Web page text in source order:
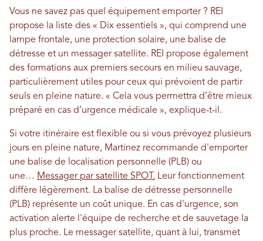
Vous ne savez pas quel équipement emporter ? REI
propose la liste des « Dix essentiels », qui comprend une
lampe frontale, une protection solaire, une balise de
détresse et un messager satellite. REI propose également
des formations aux premiers secours en milieu sauvage,
particulièrement utiles pour ceux qui prévoient de partir
seuls en pleine nature. « Cela vous permettra d’être mieux
préparé en cas d’urgence médicale », explique-t-il.
Si votre itinéraire est flexible ou si vous prévoyez plusieurs
jours en pleine nature, Martinez recommande d'emporter
une balise de localisation personnelle (PLB) ou
une… Messager par satellite SPOT. Leur fonctionnement
diffère légèrement. La balise de détresse personnelle
(PLB) représente un coût unique. En cas d'urgence, son
activation alerte l'équipe de recherche et de sauvetage la
plus proche. Le messager satellite, quant à lui, transmet